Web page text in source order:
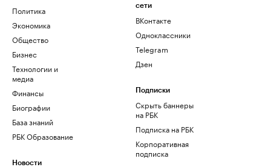
Политика
Экономика
Общество
Бизнес
Технологии и
медиа
Финансы
Биографии
База знаний
РБК Образование
Новости
сети
ВКонтакте
Одноклассники
Telegram
Дзен
Подписки
Скрыть баннеры
на РБК
Подписка на РБК
Корпоративная
подписка